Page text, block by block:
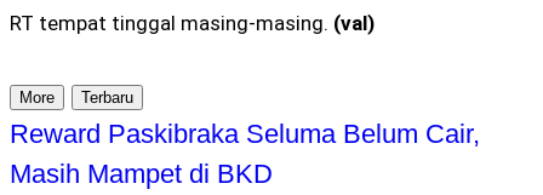
RT tempat tinggal masing-masing. (val)
More Terbaru
Reward Paskibraka Seluma Belum Cair,
Masih Mampet di BKD